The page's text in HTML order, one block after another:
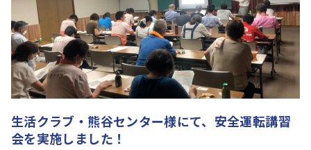
生活クラブ・熊谷センター様にて、安全運転講習
会を実施しました！